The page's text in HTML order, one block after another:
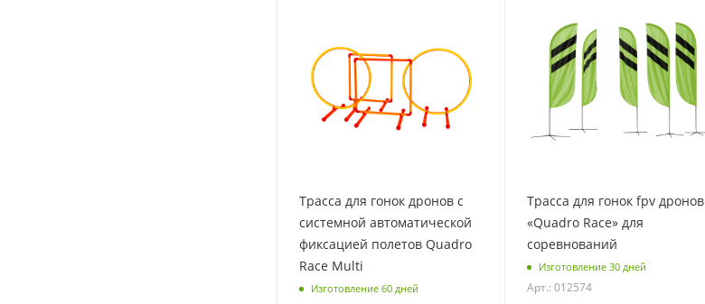
Трасса для гонок дронов с
системной автоматической
фиксацией полетов Quadro
Race Multi
Изготовление 60 дней
Трасса для гонок fpv дронов
«Quadro Race» для
соревнований
Изготовление 30 дней
Арт.: 012574